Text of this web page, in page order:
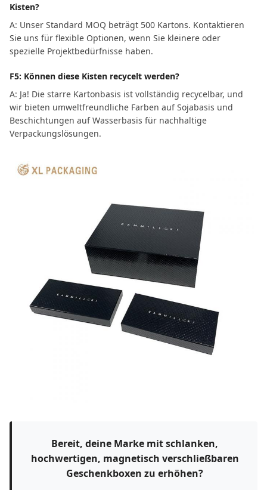
Kisten?
A: Unser Standard MOQ beträgt 500 Kartons. Kontaktieren
Sie uns für flexible Optionen, wenn Sie kleinere oder
spezielle Projektbedürfnisse haben.
F5: Können diese Kisten recycelt werden?
A: Ja! Die starre Kartonbasis ist vollständig recycelbar, und
wir bieten umweltfreundliche Farben auf Sojabasis und
Beschichtungen auf Wasserbasis für nachhaltige
Verpackungslösungen.
Bereit, deine Marke mit schlanken,
hochwertigen, magnetisch verschließbaren
Geschenkboxen zu erhöhen?